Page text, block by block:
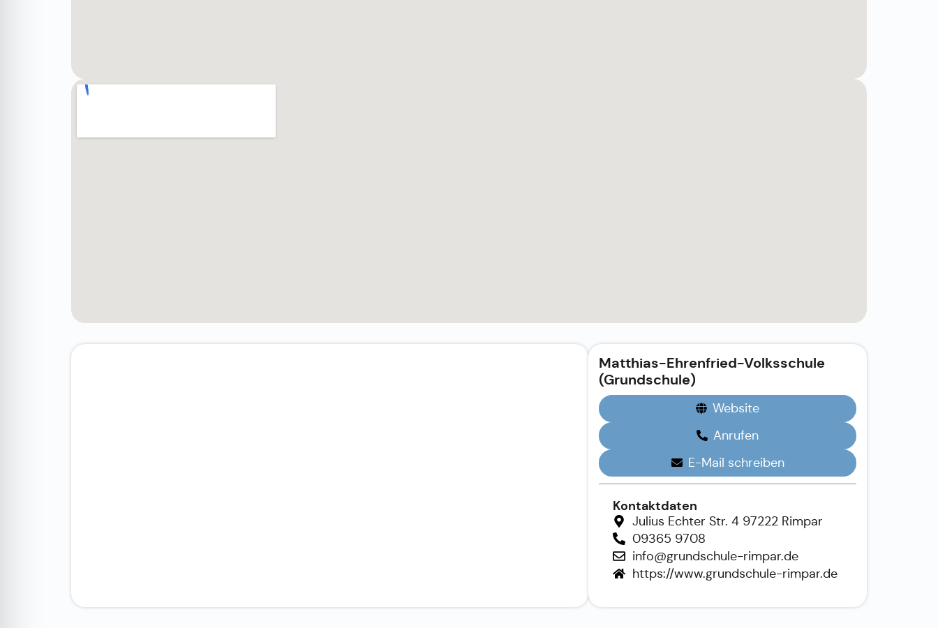
Matthias-Ehrenfried-Volksschule
(Grundschule)
Website
Anrufen
E-Mail schreiben
Kontaktdaten
Julius Echter Str. 4 97222 Rimpar
09365 9708
info@grundschule-rimpar.de
https://www.grundschule-rimpar.de